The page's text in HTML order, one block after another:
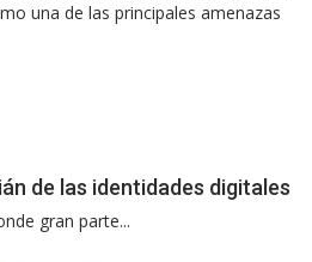
una de las principales amenazas
de las identidades digitales
gran parte...